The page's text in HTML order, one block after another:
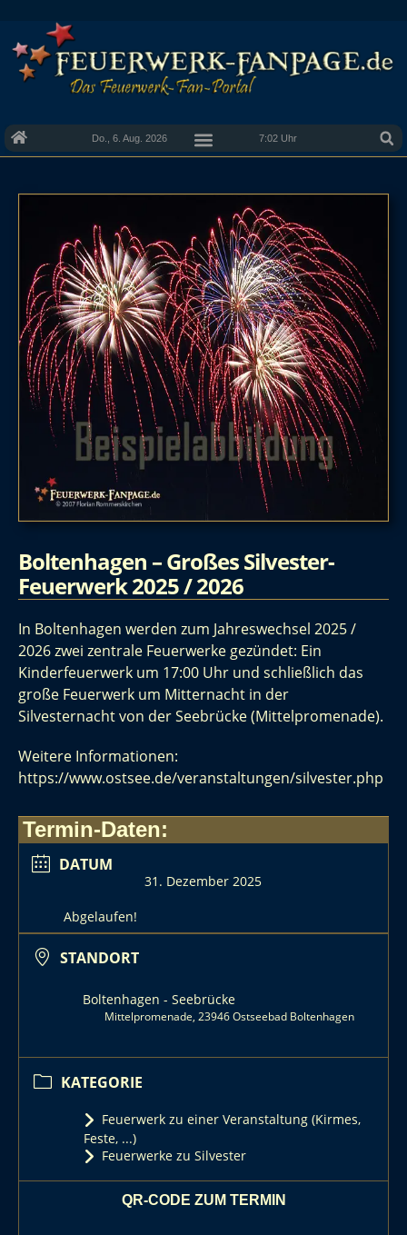
Do., 6. Aug. 2026 7:02 Uhr
Boltenhagen – Großes Silvester-
Feuerwerk 2025 / 2026
In Boltenhagen werden zum Jahreswechsel 2025 /
2026 zwei zentrale Feuerwerke gezündet: Ein
Kinderfeuerwerk um 17:00 Uhr und schließlich das
große Feuerwerk um Mitternacht in der
Silvesternacht von der Seebrücke (Mittelpromenade).
Weitere Informationen:
https://www.ostsee.de/veranstaltungen/silvester.php
Termin-Daten:
DATUM
31. Dezember 2025
Abgelaufen!
STANDORT
Boltenhagen - Seebrücke
Mittelpromenade, 23946 Ostseebad Boltenhagen
KATEGORIE
Feuerwerk zu einer Veranstaltung (Kirmes,
Feste, ...)
Feuerwerke zu Silvester
QR-CODE ZUM TERMIN